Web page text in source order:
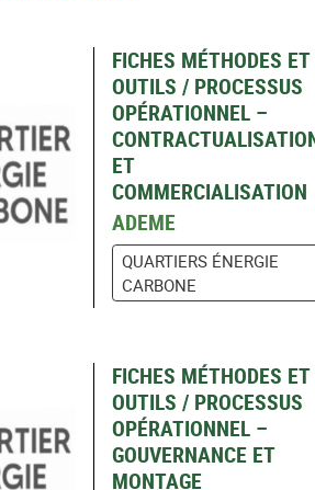
FICHES MÉTHODES ET
OUTILS / PROCESSUS
OPÉRATIONNEL –
ET
COMMERCIALISATION
ADEME
QUARTIERS ÉNERGIE
CARBONE
FICHES MÉTHODES ET
OUTILS / PROCESSUS
OPÉRATIONNEL –
GOUVERNANCE ET
MONTAGE